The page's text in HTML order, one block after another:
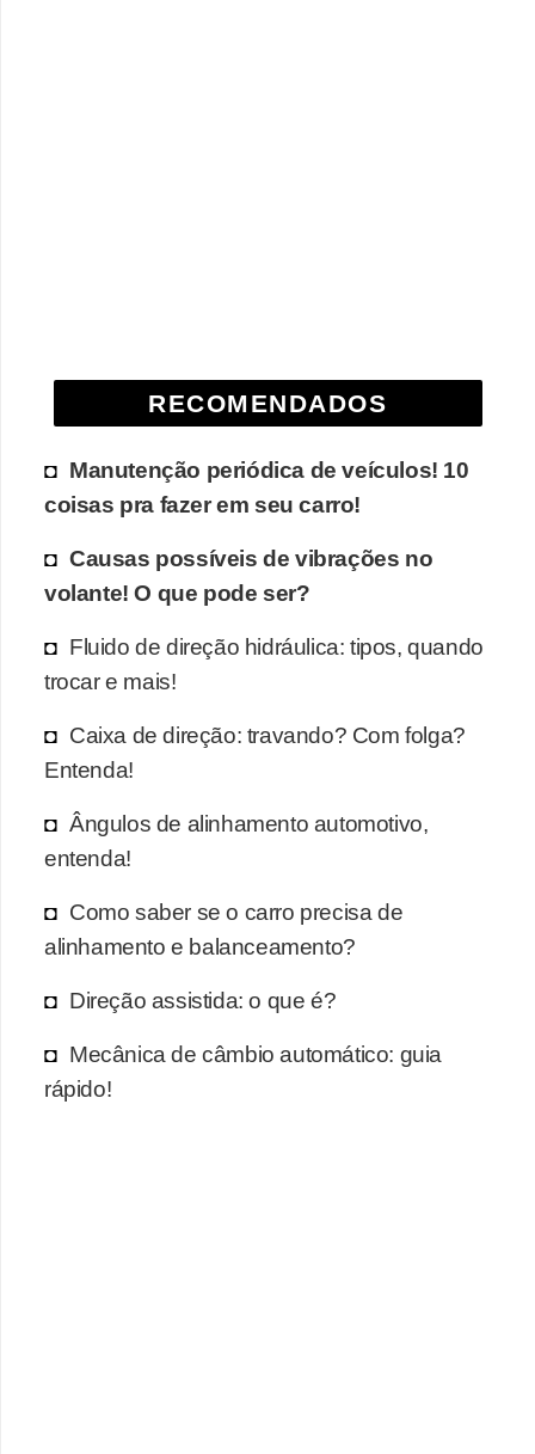
RECOMENDADOS
Manutenção periódica de veículos! 10
coisas pra fazer em seu carro!
Causas possíveis de vibrações no
volante! O que pode ser?
Fluido de direção hidráulica: tipos, quando
trocar e mais!
Caixa de direção: travando? Com folga?
Entenda!
Ângulos de alinhamento automotivo,
entenda!
Como saber se o carro precisa de
alinhamento e balanceamento?
Direção assistida: o que é?
Mecânica de câmbio automático: guia
rápido!